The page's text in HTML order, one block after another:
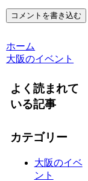
コメントを書き込む
ホーム
大阪のイベント
よく読まれて
いる記事
カテゴリー
大阪のイベ
ント